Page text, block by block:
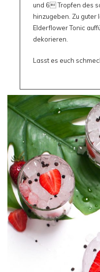
und 6 Tropfen des
hinzugeben. Zu guter
Elderflower Tonic
dekorieren.
Lasst es euch